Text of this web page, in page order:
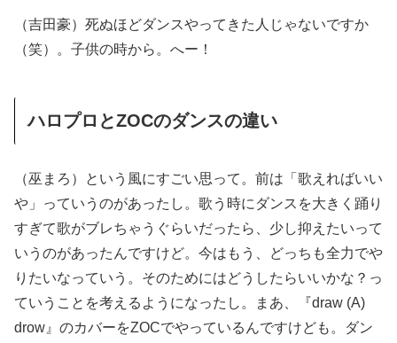
（吉田豪）死ぬほどダンスやってきた人じゃないですか
（笑）。子供の時から。へー！
ハロプロとZOCのダンスの違い
（巫まろ）という風にすごい思って。前は「歌えればいい
や」っていうのがあったし。歌う時にダンスを大きく踊り
すぎて歌がブレちゃうぐらいだったら、少し抑えたいって
いうのがあったんですけど。今はもう、どっちも全力でや
りたいなっていう。そのためにはどうしたらいいかな？っ
ていうことを考えるようになったし。まあ、『draw (A)
drow』のカバーをZOCでやっているんですけども。ダン